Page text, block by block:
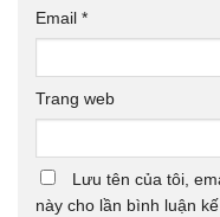
Email *
Trang web
Lưu tên của tôi,
này cho lần bình luận